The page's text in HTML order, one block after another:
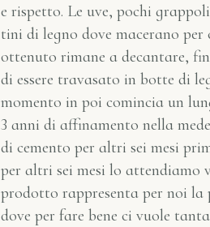
e rispetto. Le uve, pochi
tini di legno dove macerano
ottenuto rimane a decantare,
di essere travasato in botte di
momento in poi comincia un
3 anni di affinamento nella
di cemento per altri sei mesi
per altri sei mesi lo attendiamo
prodotto rappresenta per noi la
dove per fare bene ci vuole